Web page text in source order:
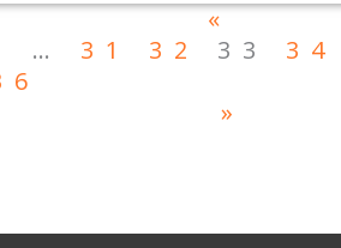
«
… 31 32 33 34
»